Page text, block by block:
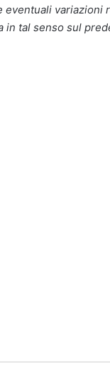
variazioni
in tal senso sul